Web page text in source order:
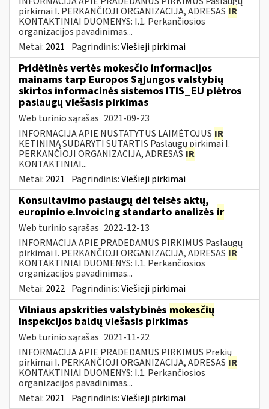
pirkimai I. PERKANČIOJI ORGANIZACIJA, ADRESAS IR
KONTAKTINIAI DUOMENYS: I.1. Perkančiosios
organizacijos pavadinimas...
Metai: 2021 Pagrindinis:Viešieji pirkimai
Pridėtinės vertės mokesčio informacijos
mainams tarp Europos Sąjungos valstybių
skirtos informacinės sistemos ITIS_EU plėtros
paslaugų viešasis pirkimas
Web turinio sąrašas 2021-09-23
INFORMACIJA APIE NUSTATYTUS LAIMĖTOJUS IR
KETINIMĄ SUDARYTI SUTARTIS Paslaugų pirkimai I.
PERKANČIOJI ORGANIZACIJA, ADRESAS IR
KONTAKTINIAI...
Metai: 2021 Pagrindinis:Viešieji pirkimai
Konsultavimo paslaugų dėl teisės aktų,
europinio e.Invoicing standarto analizės ir
Web turinio sąrašas 2022-12-13
INFORMACIJA APIE PRADEDAMUS PIRKIMUS Paslaugų
pirkimai I. PERKANČIOJI ORGANIZACIJA, ADRESAS IR
KONTAKTINIAI DUOMENYS: I.1. Perkančiosios
organizacijos pavadinimas...
Metai: 2022 Pagrindinis:Viešieji pirkimai
Vilniaus apskrities valstybinės mokesčių
inspekcijos baldų viešasis pirkimas
Web turinio sąrašas 2021-11-22
INFORMACIJA APIE PRADEDAMUS PIRKIMUS Prekių
pirkimai I. PERKANČIOJI ORGANIZACIJA, ADRESAS IR
KONTAKTINIAI DUOMENYS: I.1. Perkančiosios
organizacijos pavadinimas...
Metai: 2021 Pagrindinis:Viešieji pirkimai